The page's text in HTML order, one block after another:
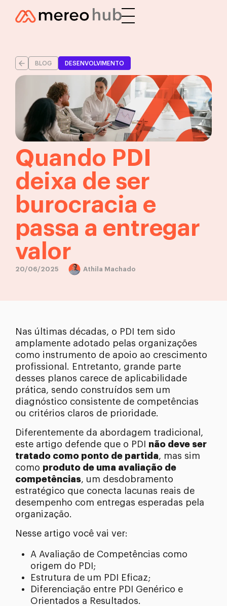
BLOG DESENVOLVIMENTO
Quando PDI
deixa de ser
burocracia e
passa a entregar
valor
20/06/2025 Athila Machado
Nas últimas décadas, o PDI tem sido
amplamente adotado pelas organizações
como instrumento de apoio ao crescimento
profissional. Entretanto, grande parte
desses planos carece de aplicabilidade
prática, sendo construídos sem um
diagnóstico consistente de competências
ou critérios claros de prioridade.
Diferentemente da abordagem tradicional,
este artigo defende que o PDI não deve ser
tratado como ponto de partida, mas sim
como produto de uma avaliação de
competências, um desdobramento
estratégico que conecta lacunas reais de
desempenho com entregas esperadas pela
organização.
Nesse artigo você vai ver:
A Avaliação de Competências como
origem do PDI;
Estrutura de um PDI Eficaz;
Diferenciação entre PDI Genérico e
Orientados a Resultados.